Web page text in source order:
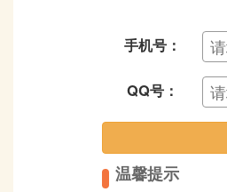
手机号：
QQ号：
温馨提示